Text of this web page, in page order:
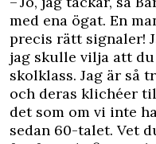
med ena ögat. En
precis rätt signaler!
jag skulle vilja att
skolklass. Jag är så
och deras klichéer
det som om vi inte
sedan 60-talet. Vet